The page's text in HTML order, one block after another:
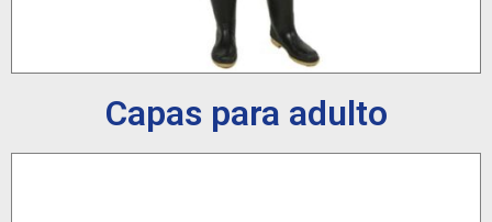
Capas para adulto